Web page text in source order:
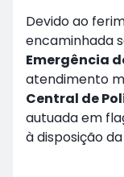
Devido ao
encaminhada
Emergência
atendimento
Central de
autuada em
à disposição